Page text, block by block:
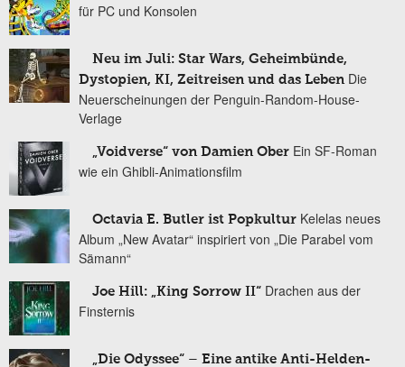
für PC und Konsolen
Neu im Juli: Star Wars, Geheimbünde,
Dystopien, KI, Zeitreisen und das Leben Die
Neuerscheinungen der Penguin-Random-House-
Verlage
„Voidverse“ von Damien Ober Ein SF-Roman
wie ein Ghibli-Animationsfilm
Octavia E. Butler ist Popkultur Kelelas neues
Album „New Avatar“ inspiriert von „Die Parabel vom
Sämann“
Joe Hill: „King Sorrow II“ Drachen aus der
Finsternis
„Die Odyssee“ – Eine antike Anti-Helden-